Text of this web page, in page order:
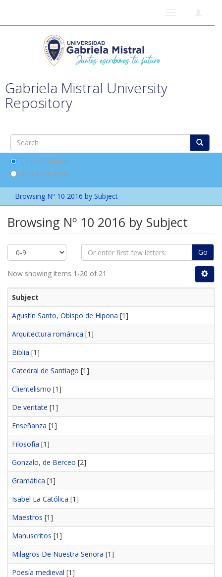
Gabriela Mistral University
Repository
Search DSpace
This Collection
Browsing Nº 10 2016 by Subject
Browsing Nº 10 2016 by Subject
Go
Now showing items 1-20 of 21
Subject
Agustín Santo, Obispo de Hipona [1]
Arquitectura románica [1]
Biblia [1]
Catedral de Santiago [1]
Clientelismo [1]
De veritate [1]
Enseñanza [1]
Filosofía [1]
Gonzalo, de Berceo [2]
Gramática [1]
Isabel La Católica [1]
Maestros [1]
Manuscritos [1]
Milagros De Nuestra Señora [1]
Poesía medieval [1]